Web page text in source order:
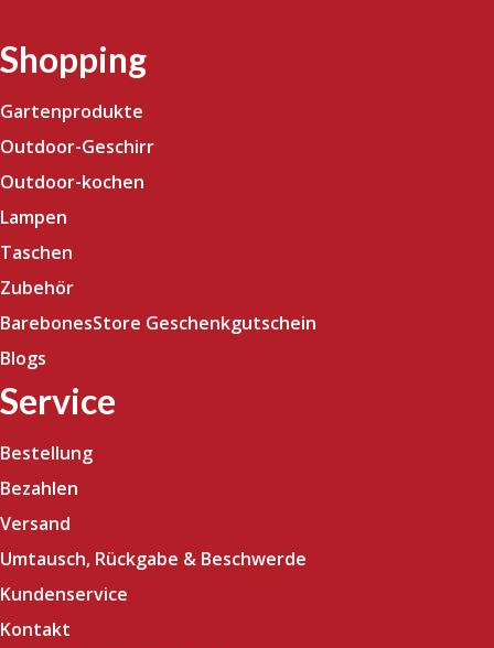
Shopping
Gartenprodukte
Outdoor-Geschirr
Outdoor-kochen
Lampen
Taschen
Zubehör
BarebonesStore Geschenkgutschein
Blogs
Service
Bestellung
Bezahlen
Versand
Umtausch, Rückgabe & Beschwerde
Kundenservice
Kontakt